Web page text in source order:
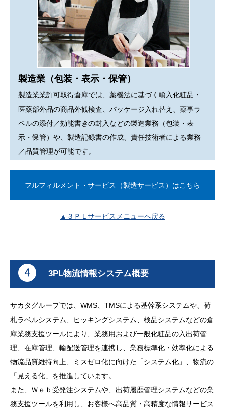
製造業（包装・表示・保管）
製造業業許可取得倉庫では、薬機法に基づく輸入化粧品・
医薬部外品の商品外観検査、パッケージ入れ替え、薬事ラ
ベルの添付／効能書きの封入などの製造業務（包装・表
示・保管）や、製造記録書の作成、責任技術者による業務
／品質管理が可能です。
フルフィルメント・サービス（製造サービス）はこちら
▲３ＰＬサービスメニューへ戻る
3PL物流情報システム概要
サカタグループでは、WMS、TMSによる基幹系システムや、荷
札ラベルシステム、ピッキングシステム、検品システムなどの倉
庫業務支援ツールにより、業務用および一般化粧品の入出荷管
理、在庫管理、輸配送管理を連携し、業務標準化・効率化による
物流品質維持向上、ミスゼロ化に向けた「システム化」、物流の
「見える化」を推進しています。
また、Ｗｅｂ受発注システムや、出荷履歴管理システムなどの業
務支援ツールを利用し、お客様へ高品質・高精度な情報サービス